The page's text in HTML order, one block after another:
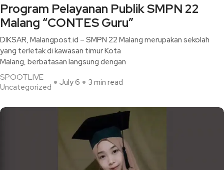
Program Pelayanan Publik SMPN 22
Malang “CONTES Guru”
DIKSAR, Malangpost.id – SMPN 22 Malang merupakan sekolah
yang terletak di kawasan timur Kota
Malang, berbatasan langsung dengan
SPOOTLIVE
Uncategorized
July 6 3 min read